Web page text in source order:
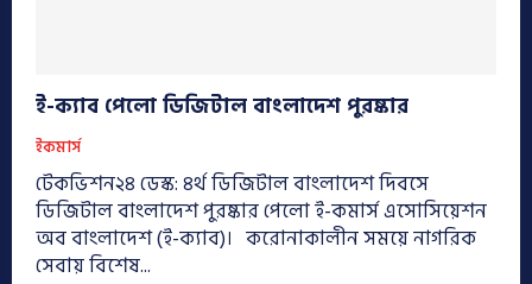
ই-ক্যাব পেলো ডিজিটাল বাংলাদেশ পুরষ্কার
ইকমার্স
টেকভিশন২৪ ডেস্ক: ৪র্থ ডিজিটাল বাংলাদেশ দিবসে
ডিজিটাল বাংলাদেশ পুরষ্কার পেলো ই-কমার্স এসোসিয়েশন
অব বাংলাদেশ (ই-ক্যাব)। করোনাকালীন সময়ে নাগরিক
সেবায় বিশেষ...